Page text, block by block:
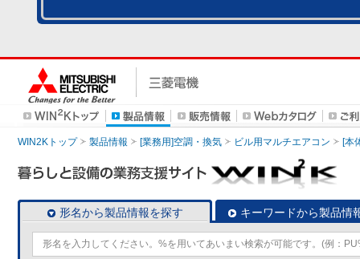
WIN2Kトップ 製品情報 [業務用]空調・換気 ビル用マルチエアコン [本
形名から製品情報を探す キーワードから製品情